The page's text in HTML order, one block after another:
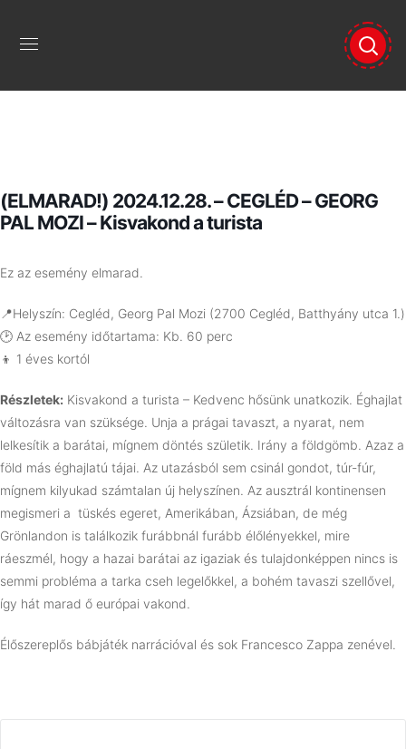
(ELMARAD!) 2024.12.28. – CEGLÉD – GEORG
PAL MOZI – Kisvakond a turista
Ez az esemény elmarad.
📍Helyszín: Cegléd, Georg Pal Mozi (2700 Cegléd, Batthyány utca 1.)
🕑 Az esemény időtartama: Kb. 60 perc
👦 1 éves kortól
Részletek: Kisvakond a turista – Kedvenc hősünk unatkozik. Éghajlat
változásra van szüksége. Unja a prágai tavaszt, a nyarat, nem
lelkesítik a barátai, mígnem döntés születik. Irány a földgömb. Azaz a
föld más éghajlatú tájai. Az utazásból sem csinál gondot, túr-fúr,
mígnem kilyukad számtalan új helyszínen. Az ausztrál kontinensen
megismeri a tüskés egeret, Amerikában, Ázsiában, de még
Grönlandon is találkozik furábbnál furább élőlényekkel, mire
ráeszmél, hogy a hazai barátai az igaziak és tulajdonképpen nincs is
semmi probléma a tarka cseh legelőkkel, a bohém tavaszi szellővel,
így hát marad ő európai vakond.
Élőszereplős bábjáték narrációval és sok Francesco Zappa zenével.